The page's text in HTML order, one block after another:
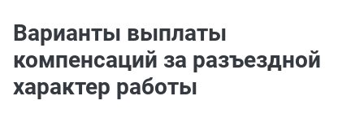
Варианты выплаты
компенсаций за разъездной
характер работы